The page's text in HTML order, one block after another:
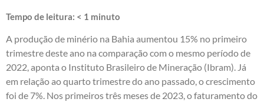
Tempo de leitura: < 1 minuto
A produção de minério na Bahia aumentou 15% no primeiro
trimestre deste ano na comparação com o mesmo período de
2022, aponta o Instituto Brasileiro de Mineração (Ibram). Já
em relação ao quarto trimestre do ano passado, o crescimento
foi de 7%. Nos primeiros três meses de 2023, o faturamento do